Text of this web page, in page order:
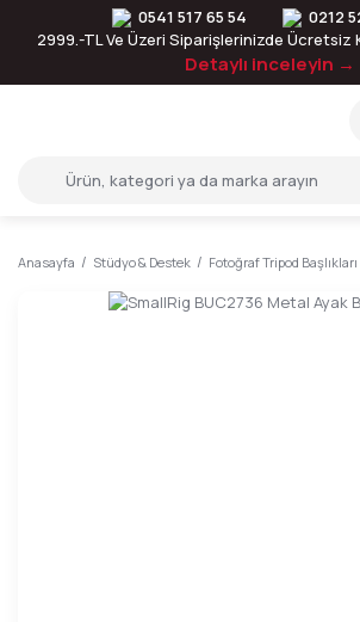
0541 517 65 54
0212
2999.-TL Ve Üzeri Siparişlerinizde Ücretsiz
Detaylı inceleyin →
Anasayfa Stüdyo & Destek Fotoğraf Tripod Başlıkları